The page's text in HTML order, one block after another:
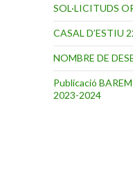
SOL·LICITUDS
CASAL D’ESTIU
NOMBRE DE
Publicació
2023-2024